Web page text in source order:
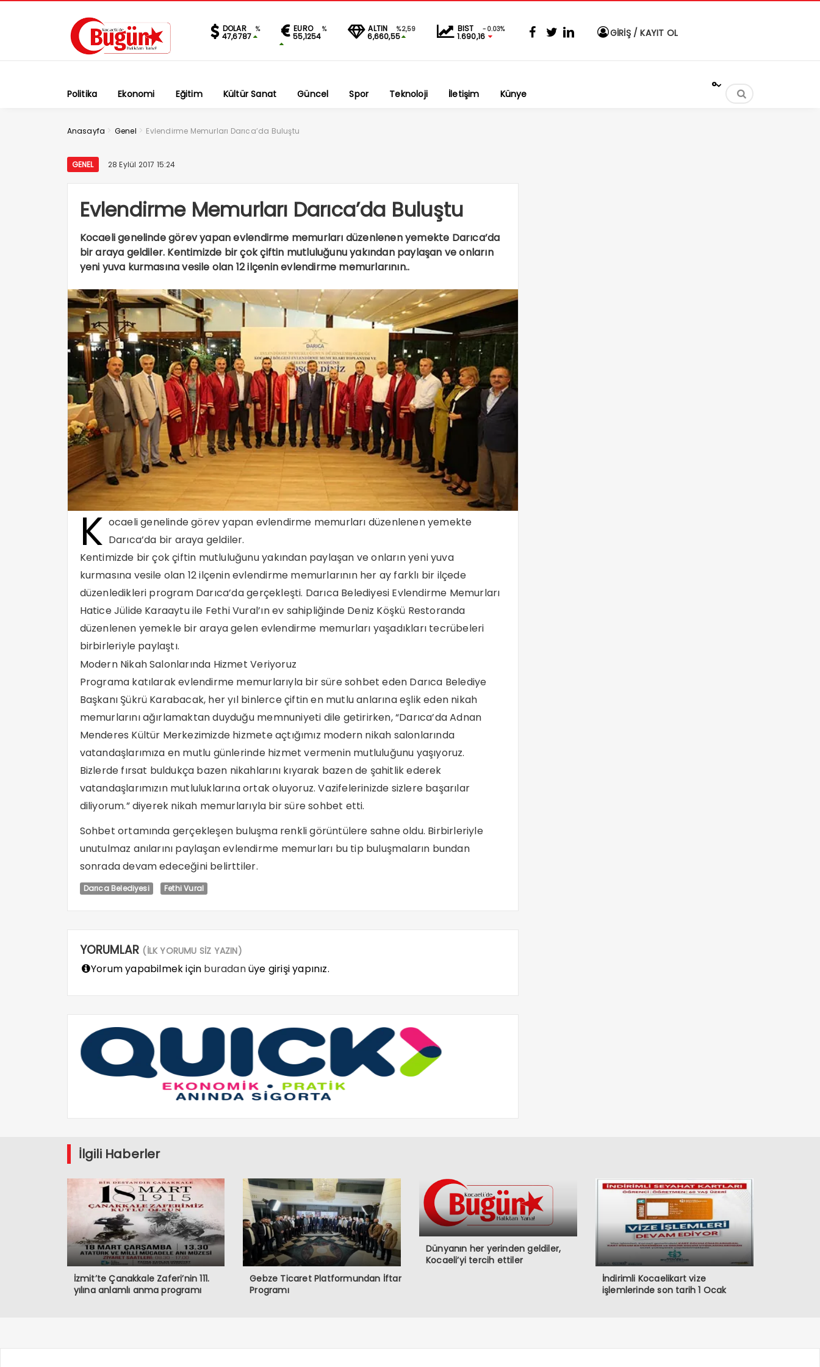
DOLAR %
47,6787
EURO %
55,1254
ALTIN %2,59
6,660,55
BIST -0.03%
1.690,16 GİRİŞ / KAYIT OL
Politika Ekonomi Eğitim Kültür Sanat Güncel Spor Teknoloji İletişim Künye
°
Anasayfa > Genel > Evlendirme Memurları Darıca’da Buluştu
GENEL 28 Eylül 2017 15:24
Evlendirme Memurları Darıca’da Buluştu
Kocaeli genelinde görev yapan evlendirme memurları düzenlenen yemekte Darıca’da
bir araya geldiler. Kentimizde bir çok çiftin mutluluğunu yakından paylaşan ve onların
yeni yuva kurmasına vesile olan 12 ilçenin evlendirme memurlarının..
K ocaeli genelinde görev yapan evlendirme memurları düzenlenen yemekte
Darıca’da bir araya geldiler.
Kentimizde bir çok çiftin mutluluğunu yakından paylaşan ve onların yeni yuva
kurmasına vesile olan 12 ilçenin evlendirme memurlarının her ay farklı bir ilçede
düzenledikleri program Darıca’da gerçekleşti. Darıca Belediyesi Evlendirme Memurları
Hatice Jülide Karaaytu ile Fethi Vural’ın ev sahipliğinde Deniz Köşkü Restoranda
düzenlenen yemekle bir araya gelen evlendirme memurları yaşadıkları tecrübeleri
birbirleriyle paylaştı.
Modern Nikah Salonlarında Hizmet Veriyoruz
Programa katılarak evlendirme memurlarıyla bir süre sohbet eden Darıca Belediye
Başkanı Şükrü Karabacak, her yıl binlerce çiftin en mutlu anlarına eşlik eden nikah
memurlarını ağırlamaktan duyduğu memnuniyeti dile getirirken, “Darıca’da Adnan
Menderes Kültür Merkezimizde hizmete açtığımız modern nikah salonlarında
vatandaşlarımıza en mutlu günlerinde hizmet vermenin mutluluğunu yaşıyoruz.
Bizlerde fırsat buldukça bazen nikahlarını kıyarak bazen de şahitlik ederek
vatandaşlarımızın mutluluklarına ortak oluyoruz. Vazifelerinizde sizlere başarılar
diliyorum.” diyerek nikah memurlarıyla bir süre sohbet etti.
Sohbet ortamında gerçekleşen buluşma renkli görüntülere sahne oldu. Birbirleriyle
unutulmaz anılarını paylaşan evlendirme memurları bu tip buluşmaların bundan
sonrada devam edeceğini belirttiler.
Darıca Belediyesi Fethi Vural
YORUMLAR (İLK YORUMU SİZ YAZIN)
Yorum yapabilmek için buradanüye girişi yapınız.
İlgili Haberler
İzmit’te Çanakkale Zaferi’nin 111.
yılına anlamlı anma programı
Gebze Ticaret Platformundan İftar
Programı
Dünyanın her yerinden geldiler,
Kocaeli’yi tercih ettiler
İndirimli Kocaelikart vize
işlemlerinde son tarih 1 Ocak